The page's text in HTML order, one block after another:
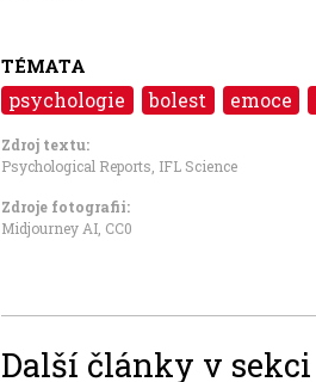
TÉMATA
psychologie bolest emoce
Zdroj textu:
Psychological Reports IFL Science
Zdroje fotografii:
Midjourney AI, CC0
Další články v sekci